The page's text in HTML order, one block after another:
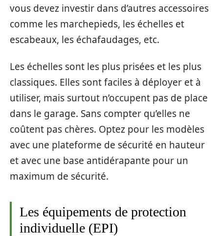
vous devez investir dans d’autres accessoires
comme les marchepieds, les échelles et
escabeaux, les échafaudages, etc.
Les échelles sont les plus prisées et les plus
classiques. Elles sont faciles à déployer et à
utiliser, mais surtout n’occupent pas de place
dans le garage. Sans compter qu’elles ne
coûtent pas chères. Optez pour les modèles
avec une plateforme de sécurité en hauteur
et avec une base antidérapante pour un
maximum de sécurité.
Les équipements de protection
individuelle (EPI)